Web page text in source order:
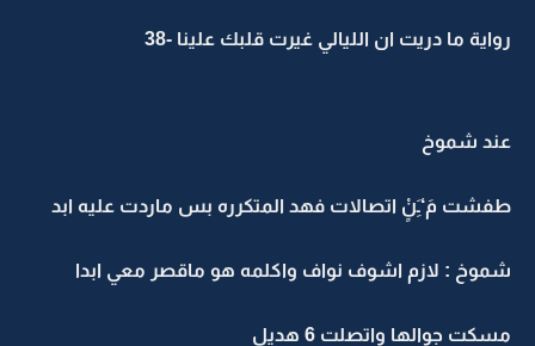
رواية ما دريت ان الليالي غيرت قلبك علينا -38
عند شموخ
طفشت مَ‘ـَِنٍْ اتصالات فهد المتكرره بس ماردت عليه ابد
شموخ : ﻻزم اشوف نواف واكلمه هو ماقصر معي ابدا
مسكت جوالها واتصلت 6 هديل